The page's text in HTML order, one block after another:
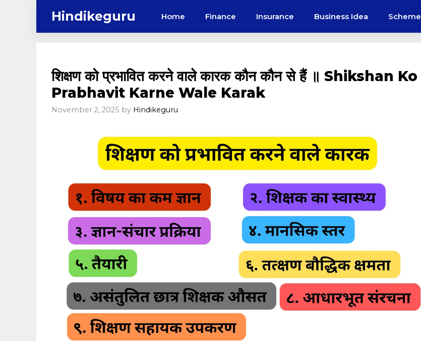
Hindikeguru Home Finance Insurance Business Idea Scheme
शिक्षण को प्रभावित करने वाले कारक कौन कौन से हैं ॥ Shikshan Ko
Prabhavit Karne Wale Karak
November 2, 2025 by Hindikeguru